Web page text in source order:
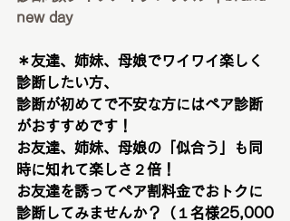
new day
＊友達、姉妹、母娘でワイワイ楽しく
診断したい方、
診断が初めてで不安な方にはペア診断
がおすすめです！
お友達、姉妹、母娘の「似合う」も同
時に知れて楽しさ２倍！
お友達を誘ってペア割料金でおトクに
診断してみませんか？（１名様25,000